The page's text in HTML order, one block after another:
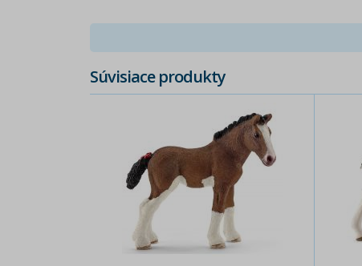
Súvisiace produkty